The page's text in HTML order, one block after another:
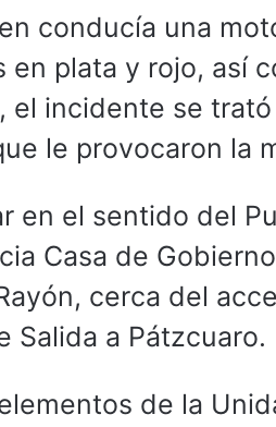
conducía una
plata y rojo, así
el incidente se
le provocaron la
en el sentido del
Casa de
cerca del
Salida a Pátzcuaro.
de la